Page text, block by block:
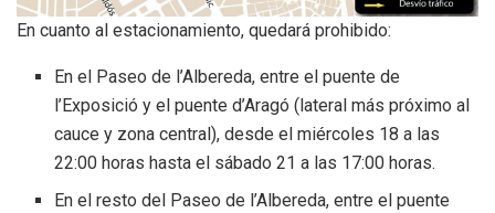
En cuanto al estacionamiento, quedará prohibido:
En el Paseo de l’Albereda, entre el puente de
l’Exposició y el puente d’Aragó (lateral más próximo al
cauce y zona central), desde el miércoles 18 a las
22:00 horas hasta el sábado 21 a las 17:00 horas.
En el resto del Paseo de l’Albereda, entre el puente